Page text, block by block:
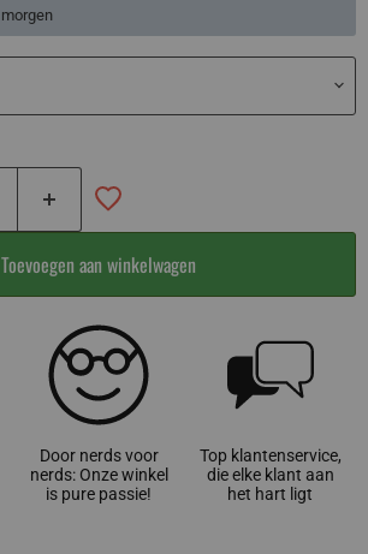
morgen
Toevoegen aan winkelwagen
Door nerds voor
nerds: Onze winkel
is pure passie!
Top klantenservice,
die elke klant aan
het hart ligt